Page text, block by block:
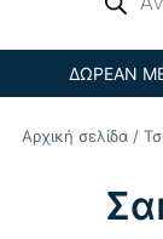
ΔΩΡΕΑΝ
Αρχική σελίδα /